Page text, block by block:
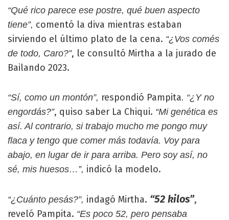
“Qué rico parece ese postre, qué buen aspecto
tiene”, comentó la diva mientras estaban
sirviendo el último plato de la cena. “¿Vos comés
de todo, Caro?”, le consultó Mirtha a la jurado de
Bailando 2023.
“Sí, como un montón”, respondió Pampita. “¿Y no
engordás?”, quiso saber La Chiqui. “Mi genética es
así. Al contrario, si trabajo mucho me pongo muy
flaca y tengo que comer más todavía. Voy para
abajo, en lugar de ir para arriba. Pero soy así, no
sé, mis huesos…”, indicó la modelo.
“¿Cuánto pesás?”, indagó Mirtha. “52 kilos”,
reveló Pampita. “Es poco 52, pero pensaba